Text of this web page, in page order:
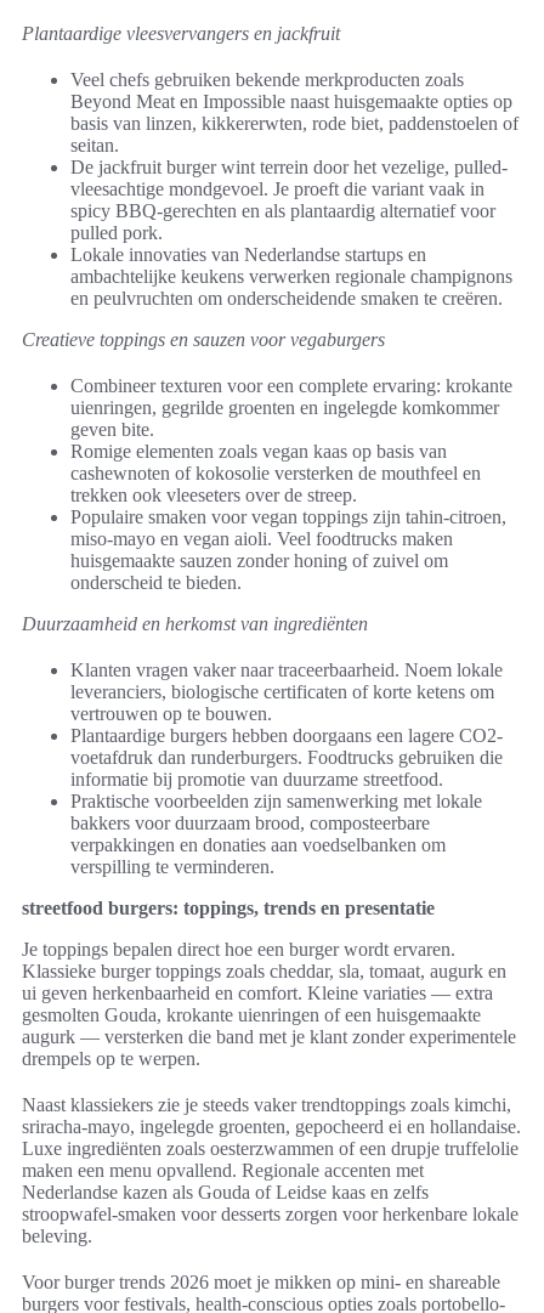
Plantaardige vleesvervangers en jackfruit
Veel chefs gebruiken bekende merkproducten zoals
Beyond Meat en Impossible naast huisgemaakte opties op
basis van linzen, kikkererwten, rode biet, paddenstoelen of
seitan.
De jackfruit burger wint terrein door het vezelige, pulled-
vleesachtige mondgevoel. Je proeft die variant vaak in
spicy BBQ-gerechten en als plantaardig alternatief voor
pulled pork.
Lokale innovaties van Nederlandse startups en
ambachtelijke keukens verwerken regionale champignons
en peulvruchten om onderscheidende smaken te creëren.
Creatieve toppings en sauzen voor vegaburgers
Combineer texturen voor een complete ervaring: krokante
uienringen, gegrilde groenten en ingelegde komkommer
geven bite.
Romige elementen zoals vegan kaas op basis van
cashewnoten of kokosolie versterken de mouthfeel en
trekken ook vleeseters over de streep.
Populaire smaken voor vegan toppings zijn tahin-citroen,
miso-mayo en vegan aioli. Veel foodtrucks maken
huisgemaakte sauzen zonder honing of zuivel om
onderscheid te bieden.
Duurzaamheid en herkomst van ingrediënten
Klanten vragen vaker naar traceerbaarheid. Noem lokale
leveranciers, biologische certificaten of korte ketens om
vertrouwen op te bouwen.
Plantaardige burgers hebben doorgaans een lagere CO2-
voetafdruk dan runderburgers. Foodtrucks gebruiken die
informatie bij promotie van duurzame streetfood.
Praktische voorbeelden zijn samenwerking met lokale
bakkers voor duurzaam brood, composteerbare
verpakkingen en donaties aan voedselbanken om
verspilling te verminderen.
streetfood burgers: toppings, trends en presentatie
Je toppings bepalen direct hoe een burger wordt ervaren.
Klassieke burger toppings zoals cheddar, sla, tomaat, augurk en
ui geven herkenbaarheid en comfort. Kleine variaties — extra
gesmolten Gouda, krokante uienringen of een huisgemaakte
augurk — versterken die band met je klant zonder experimentele
drempels op te werpen.
Naast klassiekers zie je steeds vaker trendtoppings zoals kimchi,
sriracha-mayo, ingelegde groenten, gepocheerd ei en hollandaise.
Luxe ingrediënten zoals oesterzwammen of een drupje truffelolie
maken een menu opvallend. Regionale accenten met
Nederlandse kazen als Gouda of Leidse kaas en zelfs
stroopwafel-smaken voor desserts zorgen voor herkenbare lokale
beleving.
Voor burger trends 2026 moet je mikken op mini- en shareable
burgers voor festivals, health-conscious opties zoals portobello-